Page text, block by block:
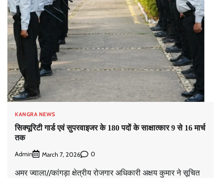
KANGRA NEWS
सिक्यूरिटी गार्ड एवं सुपरवाइजर के 180 पदों के साक्षात्कार 9 से 16 मार्च
तक
Admin March 7, 2026 0
अमर ज्वाला//कांगड़ा क्षेत्रीय रोजगार अधिकारी अक्षय कुमार ने सूचित